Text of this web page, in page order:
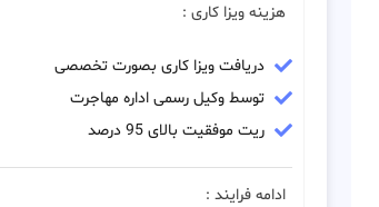
هزینه ویزا کاری :
دریافت ویزا کاری بصورت تخصصی
توسط وکیل رسمی اداره مهاجرت
ریت موفقیت بالای 95 درصد
ادامه فرایند :